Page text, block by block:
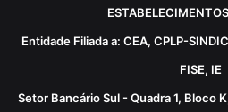
Entidade Filiada a: CEA, CPLP-
FISE, IE
Setor Bancário Sul - Quadra 1, Bloco